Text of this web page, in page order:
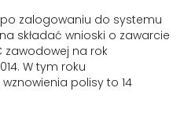
zalogowaniu do systemu
składać wnioski o zawarcie
zawodowej na rok
W tym roku
polisy to 14